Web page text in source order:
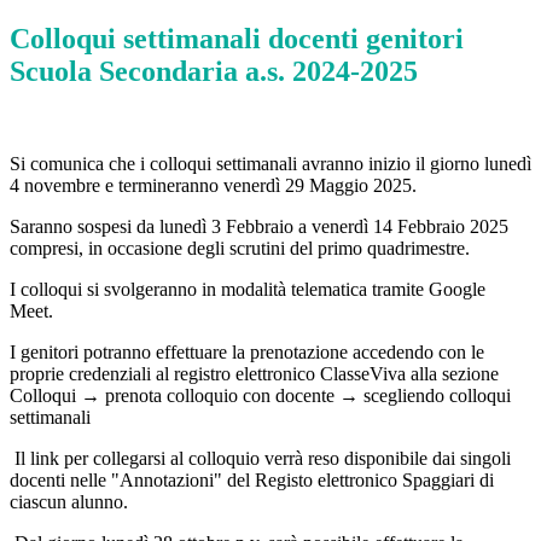
Colloqui settimanali docenti genitori
Scuola Secondaria a.s. 2024-2025
Si comunica che i colloqui settimanali avranno inizio il giorno lunedì
4 novembre e termineranno venerdì 29 Maggio 2025.
Saranno sospesi da lunedì 3 Febbraio a venerdì 14 Febbraio 2025
compresi, in occasione degli scrutini del primo quadrimestre.
I colloqui si svolgeranno in modalità telematica tramite Google
Meet.
I genitori potranno effettuare la prenotazione accedendo con le
proprie credenziali al registro elettronico ClasseViva alla sezione
Colloqui → prenota colloquio con docente → scegliendo colloqui
settimanali
Il link per collegarsi al colloquio verrà reso disponibile dai singoli
docenti nelle "Annotazioni" del Registo elettronico Spaggiari di
ciascun alunno.